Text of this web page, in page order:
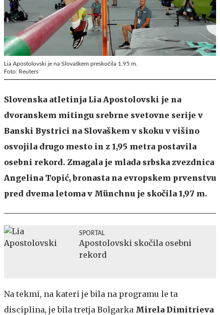
Lia Apostolovski je na Slovaškem preskočila 1,95 m.
Foto: Reuters
Slovenska atletinja Lia Apostolovski je na
dvoranskem mitingu srebrne svetovne serije v
Banski Bystrici na Slovaškem v skoku v višino
osvojila drugo mesto in z 1,95 metra postavila
osebni rekord. Zmagala je mlada srbska zvezdnica
Angelina Topić, bronasta na evropskem prvenstvu
pred dvema letoma v Münchnu je skočila 1,97 m.
SPORTAL
Apostolovski skočila osebni
rekord
Na tekmi, na kateri je bila na programu le ta
disciplina, je bila tretja Bolgarka Mirela Dimitrieva